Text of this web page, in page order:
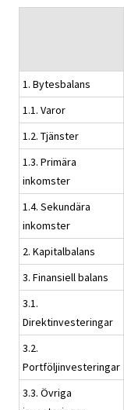
1. Bytesbalans
1.1. Varor
1.2. Tjänster
1.3. Primära
inkomster
1.4. Sekundära
inkomster
2. Kapitalbalans
3. Finansiell balans
3.1.
Direktinvesteringar
3.2.
Portföljinvesteringar
3.3. Övriga